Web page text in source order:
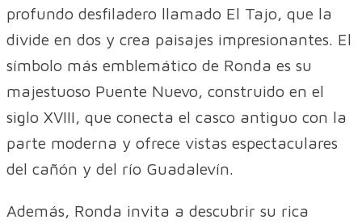
profundo desfiladero llamado El Tajo, que la
divide en dos y crea paisajes impresionantes. El
símbolo más emblemático de Ronda es su
majestuoso Puente Nuevo, construido en el
siglo XVIII, que conecta el casco antiguo con la
parte moderna y ofrece vistas espectaculares
del cañón y del río Guadalevín.
Además, Ronda invita a descubrir su rica